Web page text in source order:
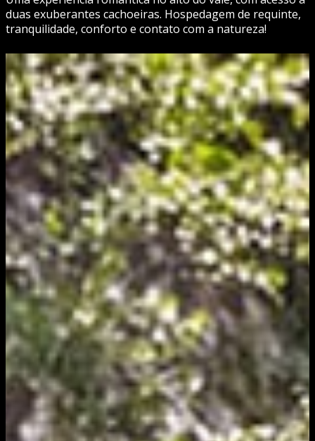
duas exuberantes cachoeiras. Hospedagem de requinte,
tranquilidade, conforto e contato com a natureza!